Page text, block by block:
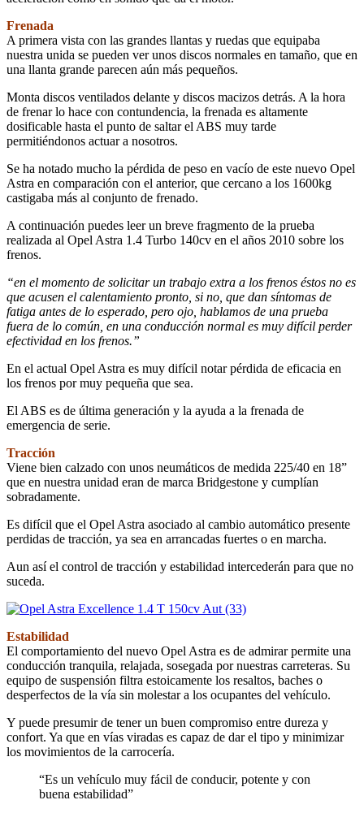
Frenada
A primera vista con las grandes llantas y ruedas que equipaba
nuestra unida se pueden ver unos discos normales en tamaño, que en
una llanta grande parecen aún más pequeños.
Monta discos ventilados delante y discos macizos detrás. A la hora
de frenar lo hace con contundencia, la frenada es altamente
dosificable hasta el punto de saltar el ABS muy tarde
permitiéndonos actuar a nosotros.
Se ha notado mucho la pérdida de peso en vacío de este nuevo Opel
Astra en comparación con el anterior, que cercano a los 1600kg
castigaba más al conjunto de frenado.
A continuación puedes leer un breve fragmento de la prueba
realizada al Opel Astra 1.4 Turbo 140cv en el años 2010 sobre los
frenos.
“en el momento de solicitar un trabajo extra a los frenos éstos no es
que acusen el calentamiento pronto, si no, que dan síntomas de
fatiga antes de lo esperado, pero ojo, hablamos de una prueba
fuera de lo común, en una conducción normal es muy difícil perder
efectividad en los frenos.”
En el actual Opel Astra es muy difícil notar pérdida de eficacia en
los frenos por muy pequeña que sea.
El ABS es de última generación y la ayuda a la frenada de
emergencia de serie.
Tracción
Viene bien calzado con unos neumáticos de medida 225/40 en 18”
que en nuestra unidad eran de marca Bridgestone y cumplían
sobradamente.
Es difícil que el Opel Astra asociado al cambio automático presente
perdidas de tracción, ya sea en arrancadas fuertes o en marcha.
Aun así el control de tracción y estabilidad intercederán para que no
suceda.
Estabilidad
El comportamiento del nuevo Opel Astra es de admirar permite una
conducción tranquila, relajada, sosegada por nuestras carreteras. Su
equipo de suspensión filtra estoicamente los resaltos, baches o
desperfectos de la vía sin molestar a los ocupantes del vehículo.
Y puede presumir de tener un buen compromiso entre dureza y
confort. Ya que en vías viradas es capaz de dar el tipo y minimizar
los movimientos de la carrocería.
“Es un vehículo muy fácil de conducir, potente y con
buena estabilidad”